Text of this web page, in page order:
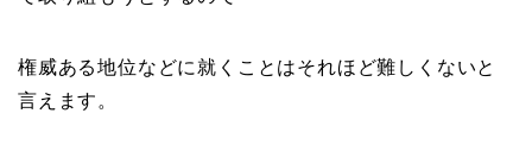
権威ある地位などに就くことはそれほど難しくないと
言えます。